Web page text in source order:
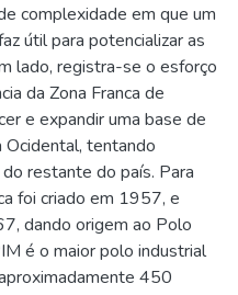
complexidade em que um
útil para potencializar as
lado, registra-se o esforço
da Zona Franca de
e expandir uma base de
Ocidental, tentando
restante do país. Para
foi criado em 1957, e
dando origem ao Polo
é o maior polo industrial
450